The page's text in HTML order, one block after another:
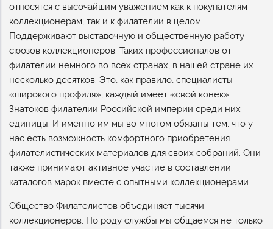
относятся с высочайшим уважением как к покупателям -
коллекционерам, так и к филателии в целом.
Поддерживают выставочную и общественную работу
сюозов коллекционеров. Таких профессионалов от
филателии немного во всех странах, в нашей стране их
несколько десятков. Это, как правило, специалисты
«широкого профиля», каждый имеет «свой конек».
Знатоков филателии Российской империи среди них
единицы. И именно им мы во многом обязаны тем, что у
нас есть возможность комфортного приобретения
филателистических материалов для своих собраний. Они
также принимают активное участие в составлении
каталогов марок вместе с опытными коллекционерами.
Общество Филателистов объединяет тысячи
коллекционеров. По роду службы мы общаемся не только